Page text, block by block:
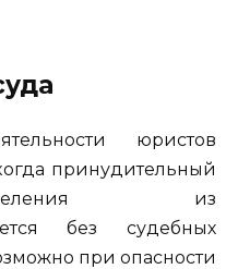
юристов
принудительный
из
без судебных
при опасности